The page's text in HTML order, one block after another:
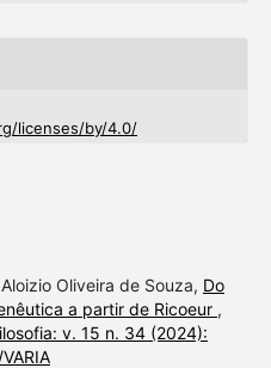
licenses/by/4.0/
Oliveira de Souza, Do
a partir de Ricoeur ,
v. 15 n. 34 (2024):